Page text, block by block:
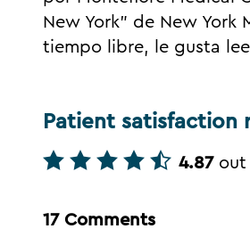
New York” de New
tiempo libre, le gusta
Patient satisfaction
4.87 out
17 Comments